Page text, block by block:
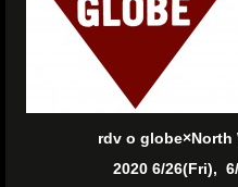
rdv o globe×North
2020 6/26(Fri),